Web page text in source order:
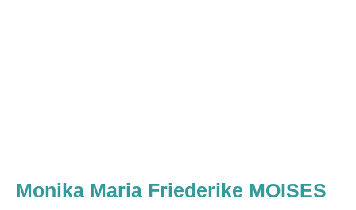
Monika Maria Friederike MOISES